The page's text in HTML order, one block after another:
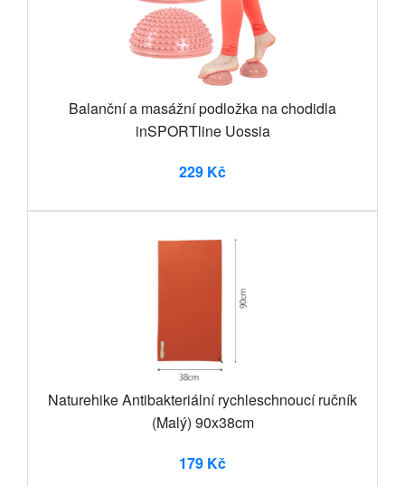
Balanční a masážní podložka na chodidla
inSPORTline Uossia
229 Kč
Naturehike Antibakteriální rychleschnoucí ručník
(Malý) 90x38cm
179 Kč